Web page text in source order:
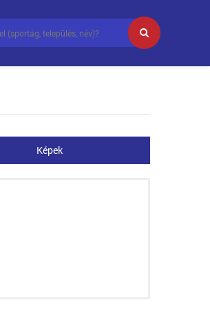
Képek